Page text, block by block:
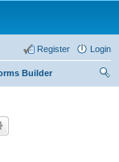
Login
Register
Builder